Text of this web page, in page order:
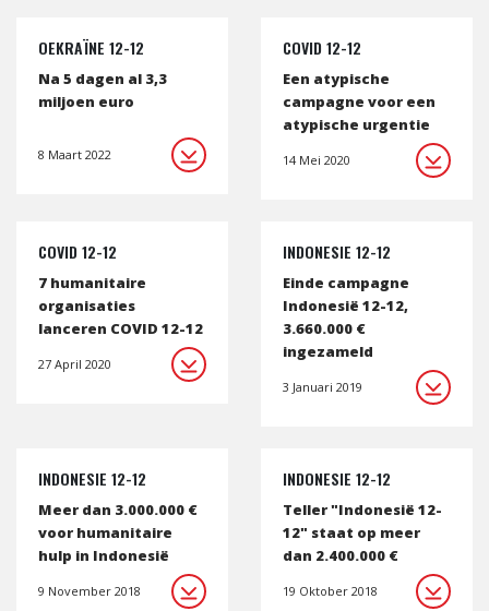
OEKRAÏNE 12-12
Na 5 dagen al 3,3
miljoen euro
8 Maart 2022
COVID 12-12
Een atypische
campagne voor een
atypische urgentie
14 Mei 2020
COVID 12-12
7 humanitaire
organisaties
lanceren COVID 12-12
27 April 2020
INDONESIE 12-12
Einde campagne
Indonesië 12-12,
3.660.000 €
ingezameld
3 Januari 2019
INDONESIE 12-12
Meer dan 3.000.000 €
voor humanitaire
hulp in Indonesië
9 November 2018
INDONESIE 12-12
Teller "Indonesië 12-
12" staat op meer
dan 2.400.000 €
19 Oktober 2018